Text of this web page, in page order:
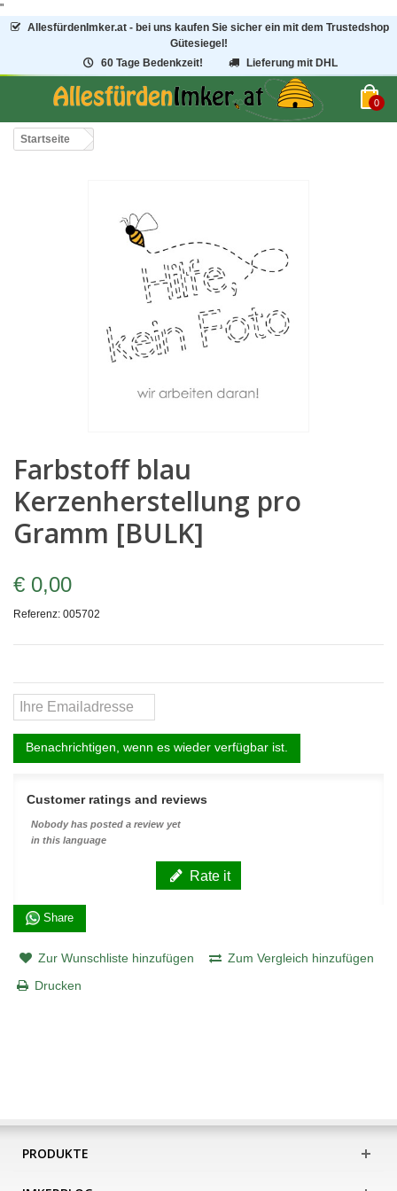
"
AllesfürdenImker.at - bei uns kaufen Sie sicher ein mit dem Trustedshop
Gütesiegel!
60 Tage Bedenkzeit!
Lieferung mit DHL
0
Startseite
Farbstoff blau
Kerzenherstellung pro
Gramm [BULK]
€ 0,00
Referenz: 005702
Benachrichtigen, wenn es wieder verfügbar ist.
Customer ratings and reviews
Nobody has posted a review yet
in this language
Rate it
Share
Zur Wunschliste hinzufügen
Zum Vergleich hinzufügen
Drucken
PRODUKTE